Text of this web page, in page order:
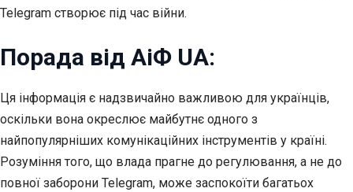
Telegram створює під час війни.
Порада від АіФ UA:
Ця інформація є надзвичайно важливою для українців,
оскільки вона окреслює майбутнє одного з
найпопулярніших комунікаційних інструментів у країні.
Розуміння того, що влада прагне до регулювання, а не до
повної заборони Telegram, може заспокоїти багатьох